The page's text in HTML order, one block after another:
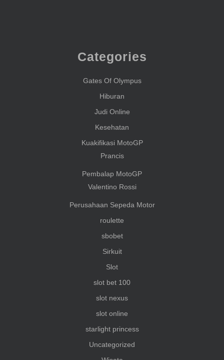
Categories
Gates Of Olympus
Hiburan
Judi Online
Kesehatan
Kuakifikasi MotoGP
Prancis
Pembalap MotoGP
Valentino Rossi
Perusahaan Sepeda Motor
roulette
sbobet
Sirkuit
Slot
slot bet 100
slot nexus
slot online
starlight princess
Uncategorized